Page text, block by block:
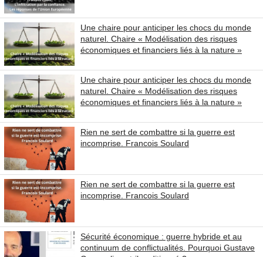
Une chaire pour anticiper les chocs du monde
naturel. Chaire « Modélisation des risques
économiques et financiers liés à la nature »
Une chaire pour anticiper les chocs du monde
naturel. Chaire « Modélisation des risques
économiques et financiers liés à la nature »
Rien ne sert de combattre si la guerre est
incomprise. Francois Soulard
Rien ne sert de combattre si la guerre est
incomprise. Francois Soulard
Sécurité économique : guerre hybride et au
continuum de conflictualités. Pourquoi Gustave